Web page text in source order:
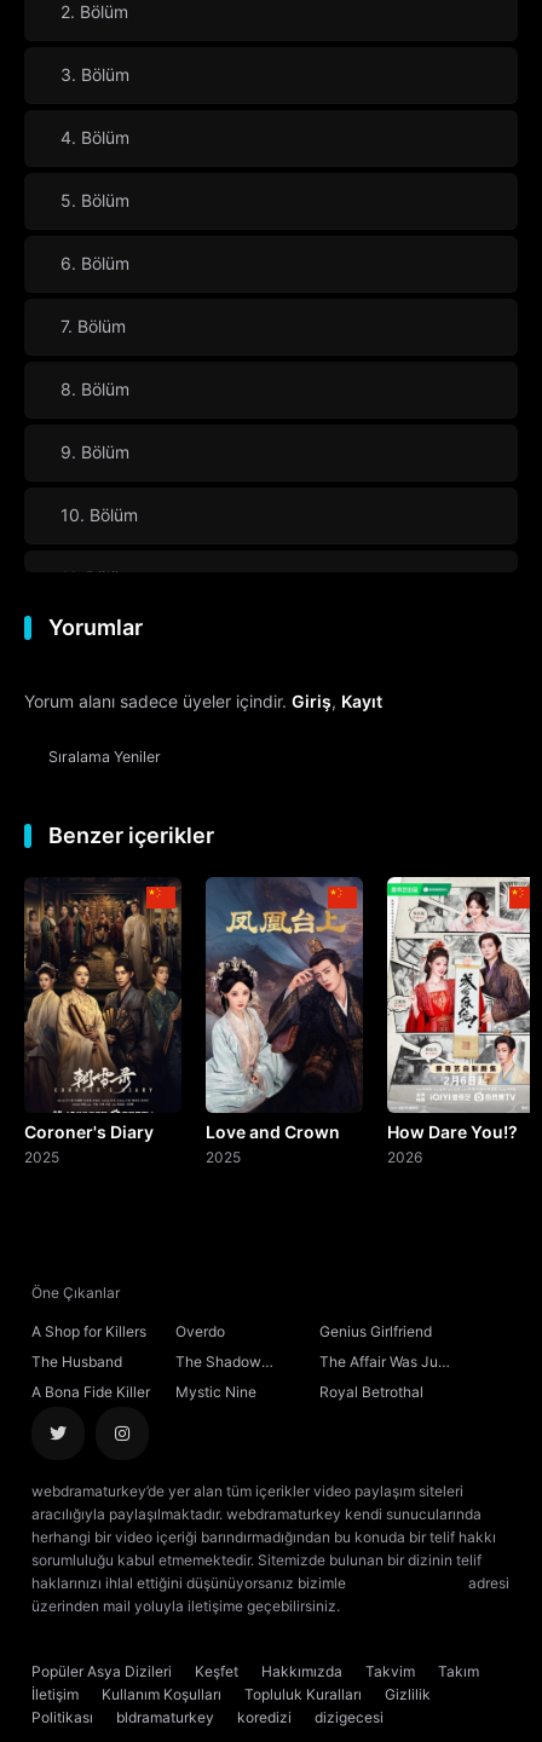
2. Bölüm
3. Bölüm
4. Bölüm
5. Bölüm
6. Bölüm
7. Bölüm
8. Bölüm
9. Bölüm
10. Bölüm
11. Bölüm
12. Bölüm
13. Bölüm
14. Bölüm
15. Bölüm
16. Bölüm
17. Bölüm
18. Bölüm
19. Bölüm
20. Bölüm
23. Bölüm
24. Bölüm
26. Bölüm
27. Bölüm
Yorumlar
Yorum alanı sadece üyeler içindir. Giriş, Kayıt
Sıralama Yeniler
Benzer içerikler
Coroner's Diary
2025
Love and Crown
2025
How Dare You!?
2026
Öne Çıkanlar
A Shop for Killers Overdo
Genius Girlfriend
The Husband
The Shadow
Sovereign
The Affair Was Just
the Beginning
A Bona Fide Killer Mystic Nine Royal Betrothal
webdramaturkey’de yer alan tüm içerikler video paylaşım siteleri
aracılığıyla paylaşılmaktadır. webdramaturkey kendi sunucularında
herhangi bir video içeriği barındırmadığından bu konuda bir telif hakkı
sorumluluğu kabul etmemektedir. Sitemizde bulunan bir dizinin telif
haklarınızı ihlal ettiğini düşünüyorsanız bizimle
adresi
üzerinden mail yoluyla iletişime geçebilirsiniz.
Popüler Asya Dizileri Keşfet Hakkımızda Takvim
Takım
İletişim
Kullanım Koşulları Topluluk Kuralları
Gizlilik
Politikası
bldramaturkey koredizi
dizigecesi